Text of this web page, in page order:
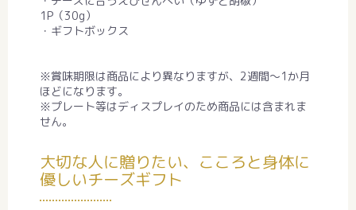
1P（30g）
・ギフトボックス
※賞味期限は商品により異なりますが、2週間～1か月
ほどになります。
※プレート等はディスプレイのため商品には含まれま
せん。
大切な人に贈りたい、こころと身体に
優しいチーズギフト